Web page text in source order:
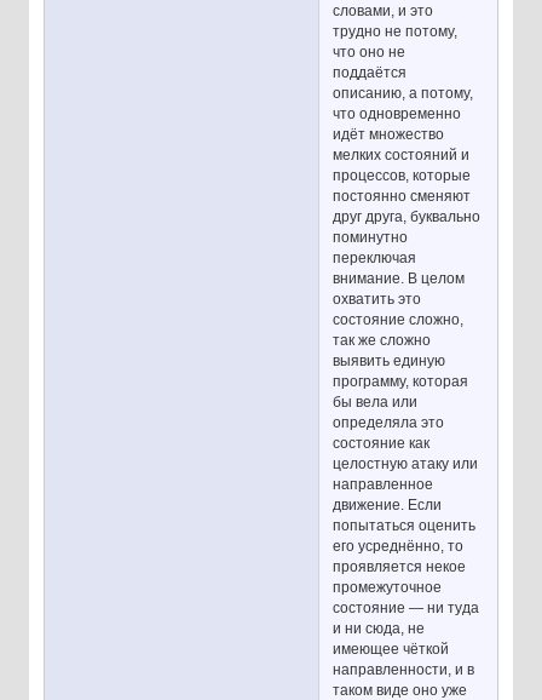
словами, и это
трудно не потому,
что оно не
поддаётся
описанию, а потому,
что одновременно
идёт множество
мелких состояний и
процессов, которые
постоянно сменяют
друг друга, буквально
поминутно
переключая
внимание. В целом
охватить это
состояние сложно,
так же сложно
выявить единую
программу, которая
бы вела или
определяла это
состояние как
целостную атаку или
направленное
движение. Если
попытаться оценить
его усреднённо, то
проявляется некое
промежуточное
состояние — ни туда
и ни сюда, не
имеющее чёткой
направленности, и в
таком виде оно уже